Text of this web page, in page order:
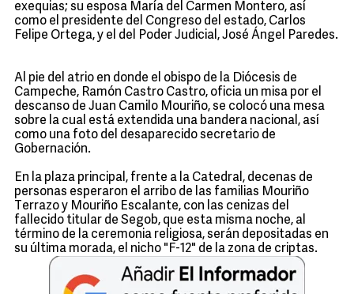
exequias; su esposa María del Carmen Montero, así
como el presidente del Congreso del estado, Carlos
Felipe Ortega, y el del Poder Judicial, José Ángel Paredes.
Al pie del atrio en donde el obispo de la Diócesis de
Campeche, Ramón Castro Castro, oficia un misa por el
descanso de Juan Camilo Mouriño, se colocó una mesa
sobre la cual está extendida una bandera nacional, así
como una foto del desaparecido secretario de
Gobernación.
En la plaza principal, frente a la Catedral, decenas de
personas esperaron el arribo de las familias Mouriño
Terrazo y Mouriño Escalante, con las cenizas del
fallecido titular de Segob, que esta misma noche, al
término de la ceremonia religiosa, serán depositadas en
su última morada, el nicho "F-12" de la zona de criptas.